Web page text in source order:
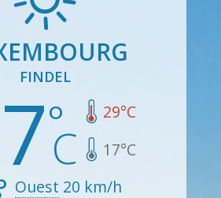
FINDEL
29°C
17°C
Ouest 20 km/h